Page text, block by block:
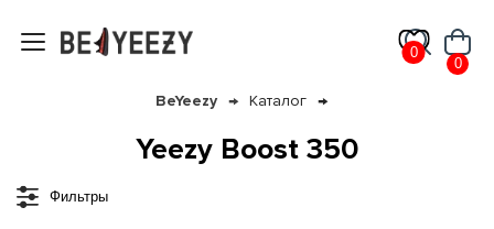
0
0
BeYeezy Каталог
Yeezy Boost 350
Фильтры